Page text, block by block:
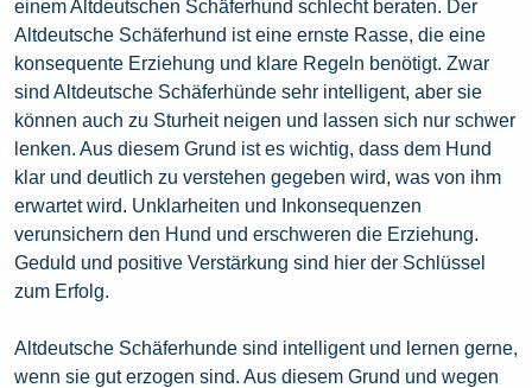
einem Altdeutschen Schäferhund schlecht beraten. Der
Altdeutsche Schäferhund ist eine ernste Rasse, die eine
konsequente Erziehung und klare Regeln benötigt. Zwar
sind Altdeutsche Schäferhünde sehr intelligent, aber sie
können auch zu Sturheit neigen und lassen sich nur schwer
lenken. Aus diesem Grund ist es wichtig, dass dem Hund
klar und deutlich zu verstehen gegeben wird, was von ihm
erwartet wird. Unklarheiten und Inkonsequenzen
verunsichern den Hund und erschweren die Erziehung.
Geduld und positive Verstärkung sind hier der Schlüssel
zum Erfolg.
Altdeutsche Schäferhunde sind intelligent und lernen gerne,
wenn sie gut erzogen sind. Aus diesem Grund und wegen